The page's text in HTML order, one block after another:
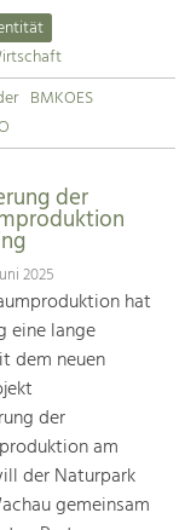
BMKOES
der
2025
hat
eine lange
dem neuen
der
am
der Naturpark
gemeinsam